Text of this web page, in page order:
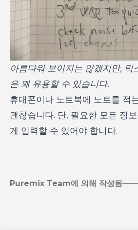
아름다워 보이지는 않겠지만, 믹
은 꽤 유용할 수 있습니다.
휴대폰이나 노트북에 노트를 적
괜찮습니다. 단, 필요한 모든 정
게 입력할 수 있어야 합니다.
Puremix Team에 의해 작성됨